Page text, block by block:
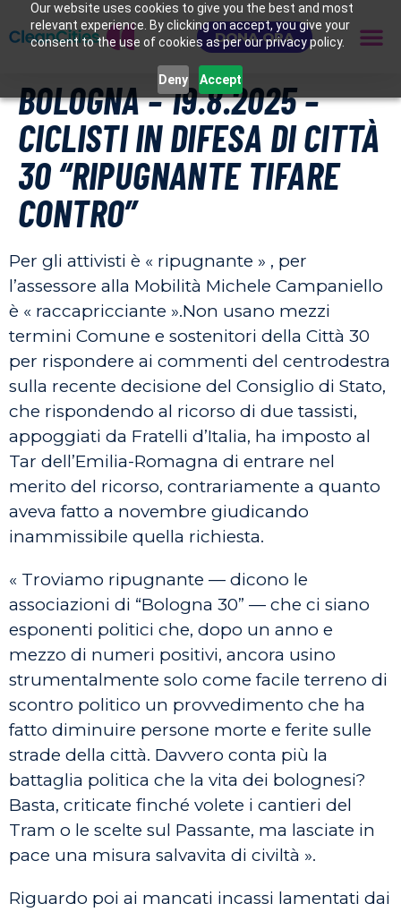
Our website uses cookies to give you the best and most
relevant experience. By clicking on accept, you give your
consent to the use of cookies as per our privacy policy.
Deny Accept
DONA ORA
BOLOGNA – 19.8.2025 –
CICLISTI IN DIFESA DI CITTÀ
30 “RIPUGNANTE TIFARE
CONTRO”
Per gli attivisti è « ripugnante » , per
l’assessore alla Mobilità Michele Campaniello
è « raccapricciante ».Non usano mezzi
termini Comune e sostenitori della Città 30
per rispondere ai commenti del centrodestra
sulla recente decisione del Consiglio di Stato,
che rispondendo al ricorso di due tassisti,
appoggiati da Fratelli d’Italia, ha imposto al
Tar dell’Emilia-Romagna di entrare nel
merito del ricorso, contrariamente a quanto
aveva fatto a novembre giudicando
inammissibile quella richiesta.
« Troviamo ripugnante — dicono le
associazioni di “Bologna 30” — che ci siano
esponenti politici che, dopo un anno e
mezzo di numeri positivi, ancora usino
strumentalmente solo come facile terreno di
scontro politico un provvedimento che ha
fatto diminuire persone morte e ferite sulle
strade della città. Davvero conta più la
battaglia politica che la vita dei bolognesi?
Basta, criticate finché volete i cantieri del
Tram o le scelte sul Passante, ma lasciate in
pace una misura salvavita di civiltà ».
Riguardo poi ai mancati incassi lamentati dai